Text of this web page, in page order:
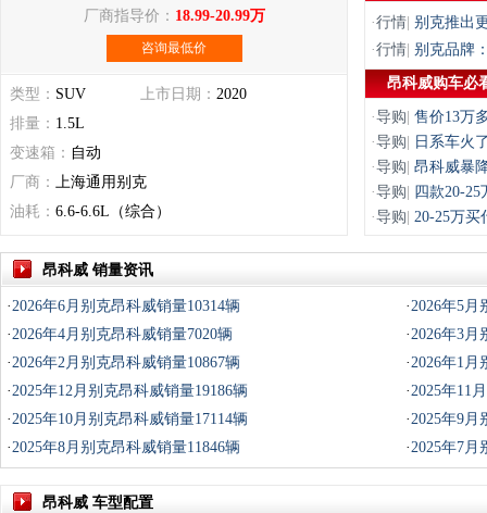
厂商指导价： 18.99-20.99万
咨询最低价
类型： SUV 上市日期： 2020
排量： 1.5L
变速箱： 自动
厂商： 上海通用别克
油耗： 6.6-6.6L（综合）
·行情 别克推出
·行情 别克品牌
昂科威购车必
·导购 售价13万
·导购
日系车火
·导购 昂科威暴
·导购
四款20-
·导购 20-25万买
昂科威 销量资讯
·2026年6月别克昂科威销量10314辆 ·2026年5月
·2026年4月别克昂科威销量7020辆 ·2026年3月
·2026年2月别克昂科威销量10867辆 ·2026年1月
·2025年12月别克昂科威销量19186辆 ·2025年11
·2025年10月别克昂科威销量17114辆 ·2025年9月
·2025年8月别克昂科威销量11846辆 ·2025年7月
昂科威 车型配置